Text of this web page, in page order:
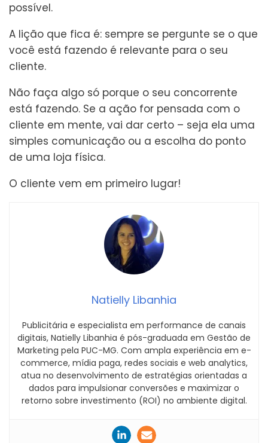
possível.
A lição que fica é: sempre se pergunte se o que
você está fazendo é relevante para o seu
cliente.
Não faça algo só porque o seu concorrente
está fazendo. Se a ação for pensada com o
cliente em mente, vai dar certo – seja ela uma
simples comunicação ou a escolha do ponto
de uma loja física.
O cliente vem em primeiro lugar!
Natielly Libanhia
Publicitária e especialista em performance de canais
digitais, Natielly Libanhia é pós-graduada em Gestão de
Marketing pela PUC-MG. Com ampla experiência em e-
commerce, mídia paga, redes sociais e web analytics,
atua no desenvolvimento de estratégias orientadas a
dados para impulsionar conversões e maximizar o
retorno sobre investimento (ROI) no ambiente digital.